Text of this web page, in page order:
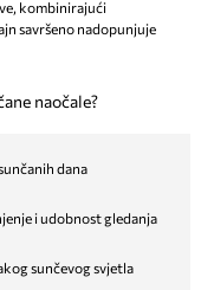
kombinirajući
savršeno nadopunjuje
naočale?
dana
i udobnost gledanja
sunčevog svjetla